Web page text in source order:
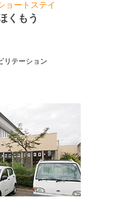
ョートステイ
くもう
テーション